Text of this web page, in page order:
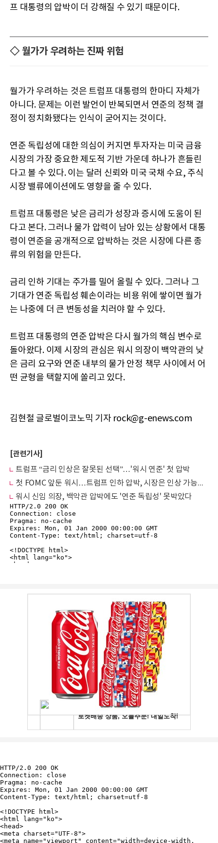
프 대통령의 압박이 더 강해질 수 있기 때문이다.
◇ 월가가 우려하는 진짜 위험
월가가 우려하는 것은 트럼프 대통령의 한마디 자체가
아니다. 문제는 이런 발언이 반복되면서 연준의 정책 결
정이 정치화됐다는 인식이 굳어지는 것이다.
연준 독립성에 대한 의심이 커지면 투자자는 미국 금융
시장의 가장 중요한 제도적 기반 가운데 하나가 흔들린
다고 볼 수 있다. 이는 달러 신뢰와 미국 국채 수요, 주식
시장 밸류에이션에도 영향을 줄 수 있다.
트럼프 대통령은 낮은 금리가 성장과 증시에 도움이 된
다고 본다. 그러나 물가 압력이 남아 있는 상황에서 대통
령이 연준을 공개적으로 압박하는 것은 시장에 다른 종
류의 위험을 만든다.
금리 인하 기대는 주가를 밀어 올릴 수 있다. 그러나 그
기대가 연준 독립성 훼손이라는 비용 위에 쌓이면 월가
는 나중에 더 큰 변동성을 치러야 할 수 있다.
트럼프 대통령의 연준 압박은 다시 월가의 핵심 변수로
돌아왔다. 이제 시장의 관심은 워시 의장이 백악관의 낮
은 금리 요구와 연준 내부의 물가 안정 책무 사이에서 어
떤 균형을 택할지에 쏠리고 있다.
김현철 글로벌이코노믹 기자 rock@g-enews.com
[관련기사]
트럼프 “금리 인상은 잘못된 선택”…'워시 연준' 첫 압박
첫 FOMC 앞둔 워시…트럼프 인하 압박, 시장은 인상 가능성 주시
워시 신임 의장, 백악관 압박에도 '연준 독립성' 못박았다